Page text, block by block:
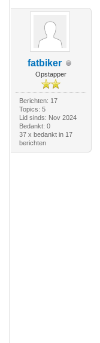
fatbiker
Opstapper
Berichten: 17
Topics: 5
Lid sinds: Nov 2024
Bedankt: 0
37 x bedankt in 17
berichten